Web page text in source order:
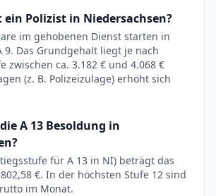
ein Polizist in Niedersachsen?
im gehobenen Dienst starten in
9. Das Grundgehalt liegt je nach
zwischen ca. 3.182 € und 4.068 €
(z. B. Polizeizulage) erhöht sich
A 13 Besoldung in
für A 13 in NI) beträgt das
€. In der höchsten Stufe 12 sind
im Monat.